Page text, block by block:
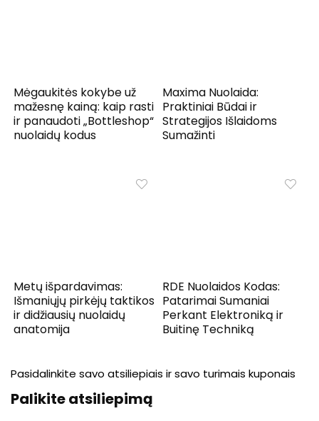
Mėgaukitės kokybe už
mažesnę kainą: kaip rasti
ir panaudoti „Bottleshop“
nuolaidų kodus
Maxima Nuolaida:
Praktiniai Būdai ir
Strategijos Išlaidoms
Sumažinti
Metų išpardavimas:
Išmaniųjų pirkėjų taktikos
ir didžiausių nuolaidų
anatomija
RDE Nuolaidos Kodas:
Patarimai Sumaniai
Perkant Elektroniką ir
Buitinę Techniką
Pasidalinkite savo atsiliepiais ir savo turimais kuponais
Palikite atsiliepimą